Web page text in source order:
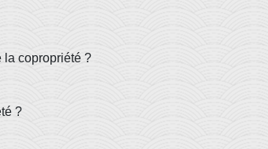
la copropriété ?
?